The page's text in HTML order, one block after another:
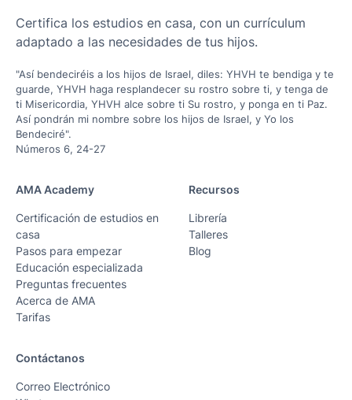
Certifica los estudios en casa, con un currículum
adaptado a las necesidades de tus hijos.
"Así bendeciréis a los hijos de Israel, diles: YHVH te bendiga y te
guarde, YHVH haga resplandecer su rostro sobre ti, y tenga de
ti Misericordia, YHVH alce sobre ti Su rostro, y ponga en ti Paz.
Así pondrán mi nombre sobre los hijos de Israel, y Yo los
Bendeciré".
Números 6, 24-27
AMA Academy
Certificación de estudios en
casa
Pasos para empezar
Educación especializada
Preguntas frecuentes
Acerca de AMA
Tarifas
Recursos
Librería
Talleres
Blog
Contáctanos
Correo Electrónico